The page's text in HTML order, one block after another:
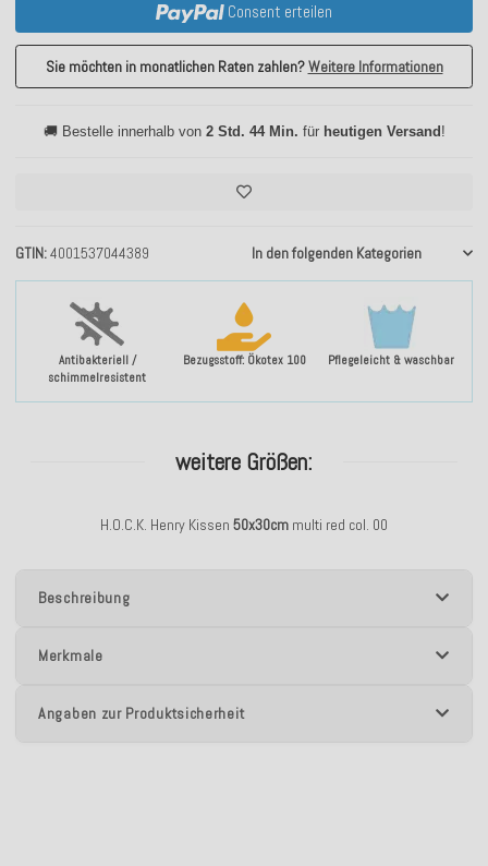
Antibakteriell /
schimmelresistent
Bezugsstoff: Ökotex 100 Pflegeleicht & waschbar
GTIN 4001537044389 In den folgenden Kategorien
Consent erteilen
Sie möchten in monatlichen Raten zahlen?Weitere Informationen
🚚 Bestelle innerhalb von 2 Std. 44 Min. für heutigen Versand !
weitere Größen:
H.O.C.K. Henry Kissen 50x30cm multi red col. 00
Beschreibung
Merkmale
Angaben zur Produktsicherheit